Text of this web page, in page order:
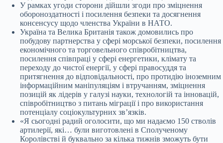
У рамках угоди сторони дійшли згоди про зміцнення
обороноздатності і посилення безпеки та досягнення
консенсусу щодо членства України в НАТО.
Україна та Велика Британія також домовились про
побудову партнерства у сфері морської безпеки, посилення
економічного та торговельного співробітництва,
посилення співпраці у сфері енергетики, клімату та
переходу до чистої енергії, у сфері правосуддя та
притягнення до відповідальності, про протидію іноземним
інформаційним маніпуляціям і втручанням, зміцнення
позицій як лідерів у галузі науки, технологій та інновацій,
співробітництво з питань міграції і про використання
потенціалу соціокультурних звʼязків.
«Я сьогодні радий оголосити, що ми надаємо 150 стволів
артилерії, які… були виготовлені в Сполученому
Королівстві й буквально за кілька тижнів зможуть бути